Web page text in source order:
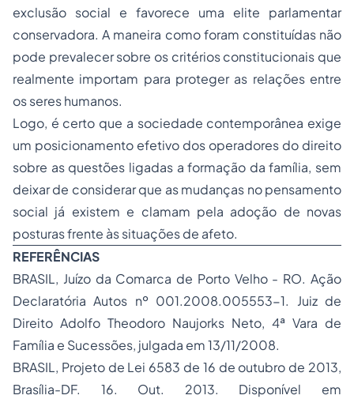
exclusão social e favorece uma elite parlamentar
conservadora. A maneira como foram constituídas não
pode prevalecer sobre os critérios constitucionais que
realmente importam para proteger as relações entre
os seres humanos.
Logo, é certo que a sociedade contemporânea exige
um posicionamento efetivo dos operadores do direito
sobre as questões ligadas a formação da família, sem
deixar de considerar que as mudanças no pensamento
social já existem e clamam pela adoção de novas
posturas frente às situações de afeto.
REFERÊNCIAS
BRASIL, Juízo da Comarca de Porto Velho - RO. Ação
Declaratória Autos nº 001.2008.005553-1. Juiz de
Direito Adolfo Theodoro Naujorks Neto, 4ª Vara de
Família e Sucessões, julgada em 13/11/2008.
BRASIL, Projeto de Lei 6583 de 16 de outubro de 2013,
Brasília-DF. 16. Out. 2013. Disponível em